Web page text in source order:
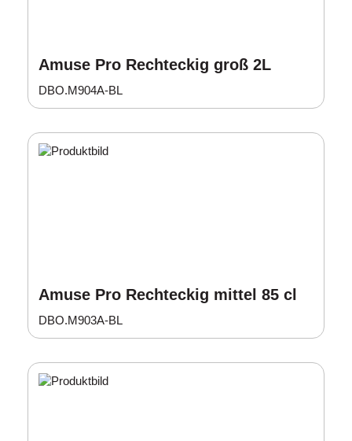
Amuse Pro Rechteckig groß 2L
DBO.M904A-BL
Amuse Pro Rechteckig mittel 85 cl
DBO.M903A-BL